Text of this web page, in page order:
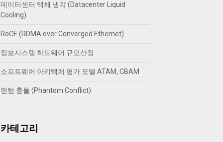
데이터센터 액체 냉각 (Datacenter Liquid
Cooling)
RoCE (RDMA over Converged Ethernet)
정보시스템 하드웨어 규모산정
소프트웨어 아키텍처 평가 모델 ATAM, CBAM
팬텀 충돌 (Phantom Conflict)
카테고리